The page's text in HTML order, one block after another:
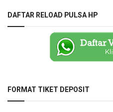
DAFTAR RELOAD PULSA HP
FORMAT TIKET DEPOSIT